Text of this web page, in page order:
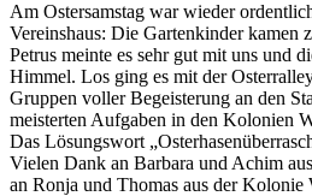
Am Ostersamstag war wieder
Vereinshaus: Die Gartenkinder kamen
Petrus meinte es sehr gut mit uns und
Himmel. Los ging es mit der
Gruppen voller Begeisterung an den
meisterten Aufgaben in den Kolonien
Das Lösungswort
Vielen Dank an Barbara und Achim
an Ronja und Thomas aus der Kolonie